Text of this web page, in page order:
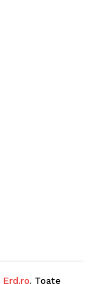
Erd.ro. Toate